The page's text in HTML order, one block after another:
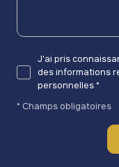
J'ai pris
des informations
personnelles *
* Champs obligatoires